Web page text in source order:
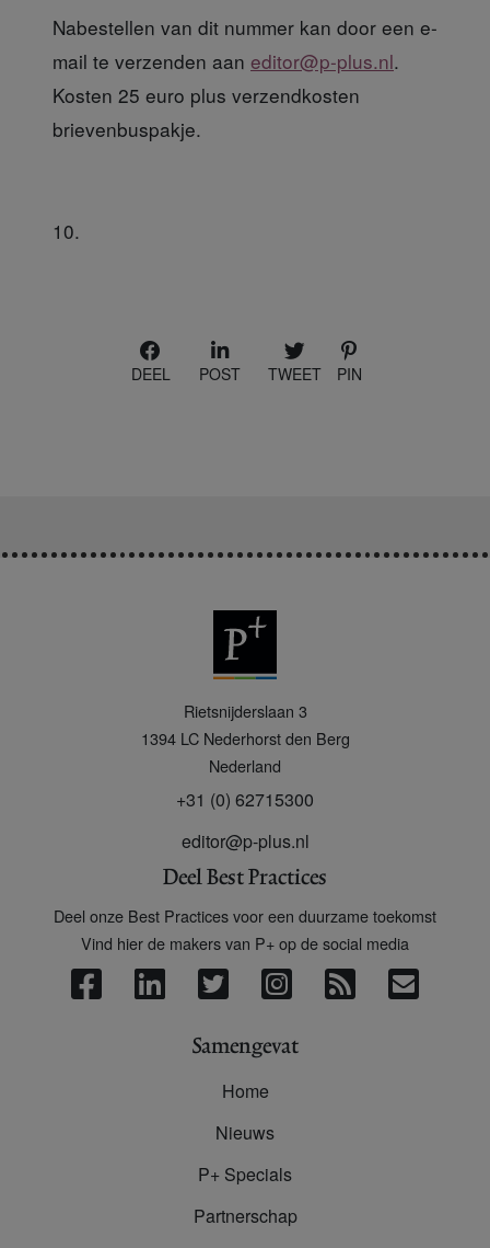
Nabestellen van dit nummer kan door een e-
mail te verzenden aan editor@p-plus.nl.
Kosten 25 euro plus verzendkosten
brievenbuspakje.
10.
DEEL POST TWEET PIN
Rietsnijderslaan 3
1394 LC Nederhorst den Berg
Nederland
+31 (0) 62715300
editor@p-plus.nl
Deel Best Practices
Deel onze Best Practices voor een duurzame toekomst
Vind hier de makers van P+ op de social media
Samengevat
Home
Nieuws
P+ Specials
Partnerschap